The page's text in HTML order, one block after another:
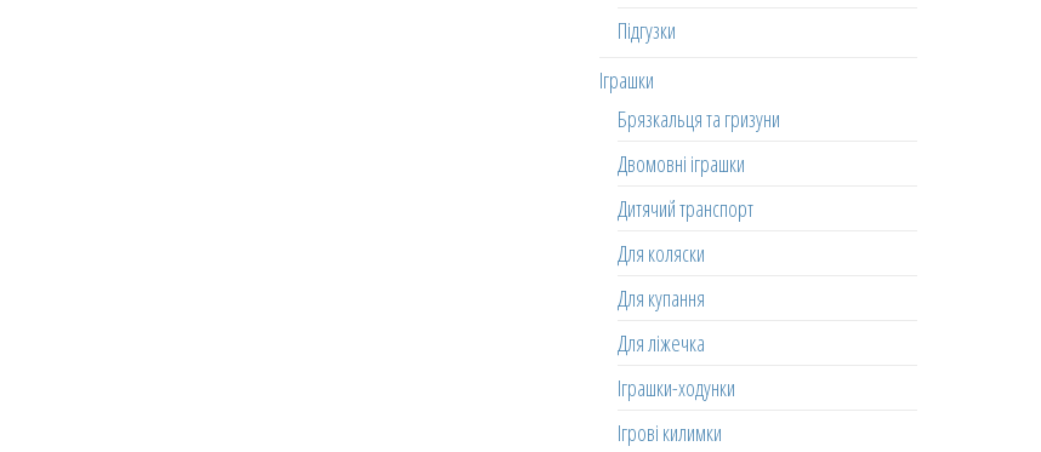
Підгузки
Іграшки
Брязкальця та гризуни
Двомовні іграшки
Дитячий транспорт
Для коляски
Для купання
Для ліжечка
Іграшки-ходунки
Ігрові килимки